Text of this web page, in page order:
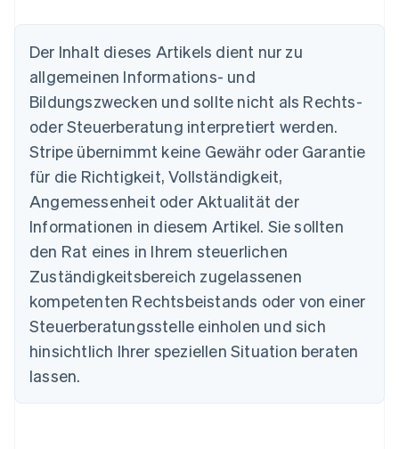
Der Inhalt dieses Artikels dient nur zu
allgemeinen Informations- und
Bildungszwecken und sollte nicht als Rechts-
oder Steuerberatung interpretiert werden.
Stripe übernimmt keine Gewähr oder Garantie
für die Richtigkeit, Vollständigkeit,
Angemessenheit oder Aktualität der
Informationen in diesem Artikel. Sie sollten
den Rat eines in Ihrem steuerlichen
Zuständigkeitsbereich zugelassenen
kompetenten Rechtsbeistands oder von einer
Steuerberatungsstelle einholen und sich
hinsichtlich Ihrer speziellen Situation beraten
lassen.
Australien
Belgien
NederlandsFrançais Deutsch English
Brasilien
Português English
Bulgarien
English
Dänemark
English
Deutschland
Deutsch English
Estland
English